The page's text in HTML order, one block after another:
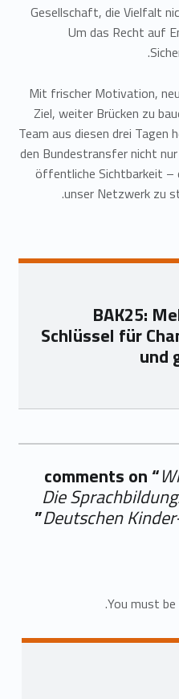
Gesellschaft, die Vielfalt
Um das Recht auf
Mit frischer Motivation,
Ziel, weiter Brücken zu
Team aus diesen drei Tagen
den Bundestransfer nicht
öffentliche Sichtbarkeit –
unser Netzwerk zu
Die
Deutschen
”
You must be
BAK25:
Schlüssel für
und